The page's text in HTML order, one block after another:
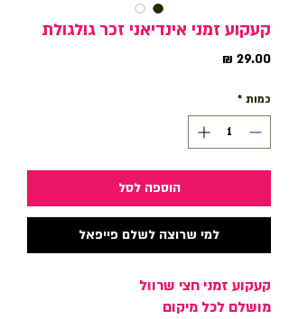
קעקוע זמני אינדיאני זכר גולגולת
כמות *
הוספה לסל
למי שרוצה לשלם פייפאל
קעקוע זמני חצי שרוול
מושלם לכל מיקום